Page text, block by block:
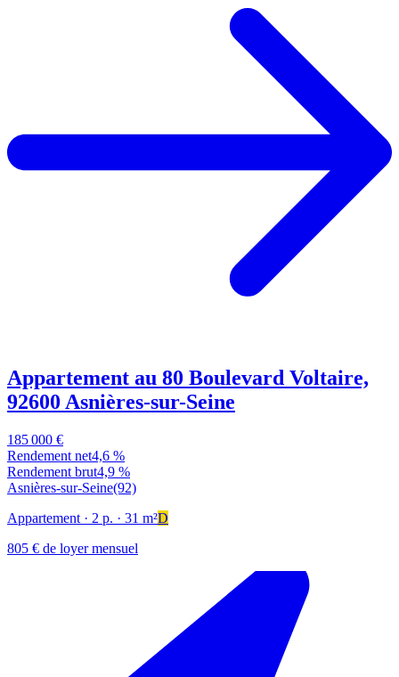
Appartement au 80 Boulevard Voltaire,
92600 Asnières-sur-Seine
185 000 €
Rendement net4,6 %
Rendement brut4,9 %
Asnières-sur-Seine(92)
Appartement · 2 p. · 31 m²D
805 € de loyer mensuel